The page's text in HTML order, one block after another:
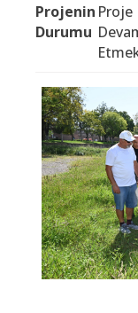
Projenin
Durumu
Proje